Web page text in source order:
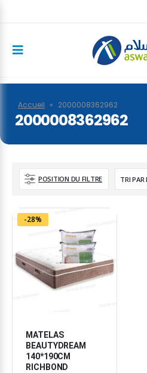
Accueil » 2000008362962
2000008362962
POSITION DU FILTRE
-28%
MATELAS
BEAUTYDREAM
140*190CM
RICHBOND